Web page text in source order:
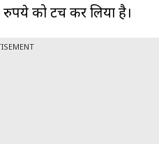
रुपये को टच कर लिया है।